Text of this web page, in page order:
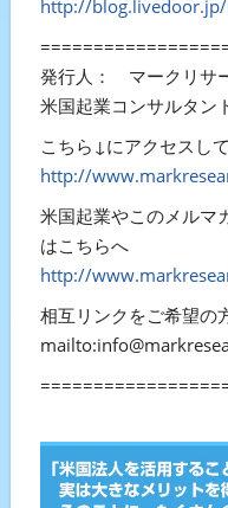
http://
発行人： マークリサ
米国起業コンサルタ
こちら↓にアクセスし
http://
米国起業やこのメルマ
はこちらへ
http://
相互リンクをご希望の